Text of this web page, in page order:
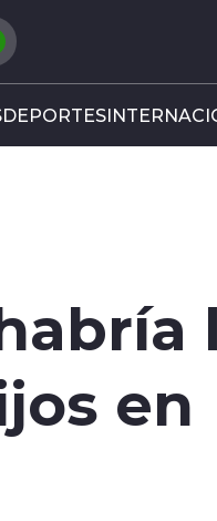
DEPORTES
en